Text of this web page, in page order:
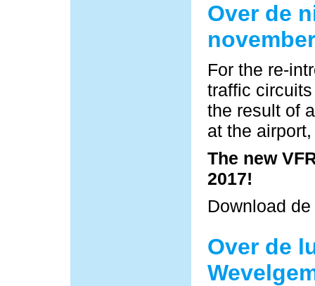
Over de
For the re-
traffic
the result of
at the
The new
2017!
Download de
Over de